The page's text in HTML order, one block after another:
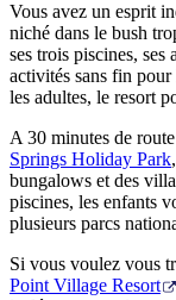
Vous avez un esprit
niché dans le bush
ses trois piscines, ses
activités sans fin pour
les adultes, le resort
A 30 minutes de
Springs Holiday Park
bungalows et des
piscines, les enfants
plusieurs parcs
Si vous voulez vous
Point Village Resort